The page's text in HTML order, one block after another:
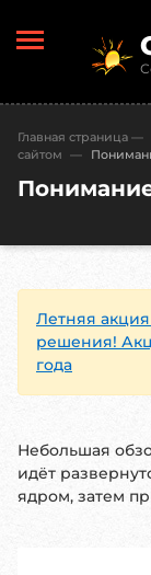
Главная страница —
сайтом —
Летняя
решения!
года
Небольшая
идёт
ядром, затем